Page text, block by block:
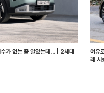
가 없는 줄 알았는데... | 2세대
여유
레 시